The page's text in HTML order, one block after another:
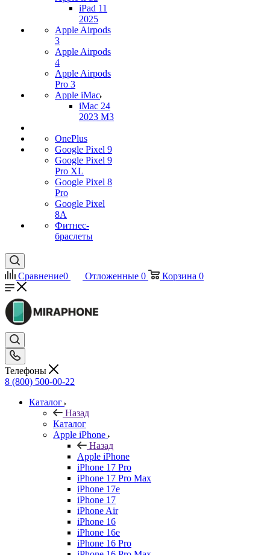
iPad 11
2025
Apple Airpods
3
Apple Airpods
4
Apple Airpods
Pro 3
Apple iMac
iMac 24
2023 M3
OnePlus
Google Pixel 9
Google Pixel 9
Pro XL
Google Pixel 8
Pro
Google Pixel
8A
Фитнес-
браслеты
Сравнение0 Отложенные 0 Корзина 0
Телефоны
8 (800) 500-00-22
Каталог
Назад
Каталог
Apple iPhone
Назад
Apple iPhone
iPhone 17 Pro
iPhone 17 Pro Max
iPhone 17e
iPhone 17
iPhone Air
iPhone 16
iPhone 16e
iPhone 16 Pro